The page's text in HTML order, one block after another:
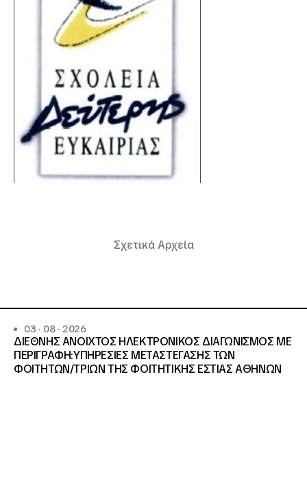
Σχετικά Αρχεία
03 · 08 · 2026
ΔΙΕΘΝΗΣ ΑΝΟΙΧΤΟΣ ΗΛΕΚΤΡΟΝΙΚΟΣ ΔΙΑΓΩΝΙΣΜΟΣ ΜΕ
ΠΕΡΙΓΡΑΦΗ:ΥΠΗΡΕΣΙΕΣ METAΣΤΕΓΑΣΗΣ ΤΩΝ
ΦΟΙΤΗΤΩΝ/ΤΡΙΩΝ ΤΗΣ ΦΟΙΤΗΤΙΚΗΣ ΕΣΤΙΑΣ ΑΘΗΝΩΝ